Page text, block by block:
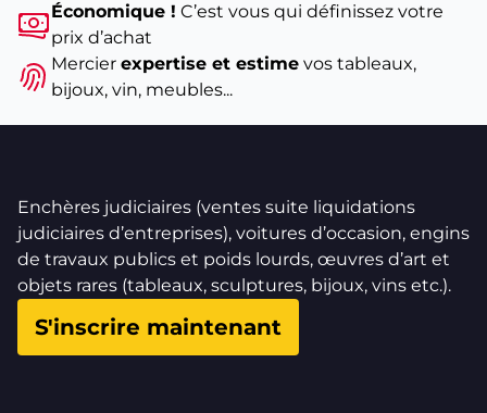
Économique ! C’est vous qui définissez votre
prix d’achat
Mercier expertise et estimevos tableaux,
bijoux, vin, meubles...
Enchères judiciaires (ventes suite liquidations
judiciaires d’entreprises), voitures d’occasion, engins
de travaux publics et poids lourds, œuvres d’art et
objets rares (tableaux, sculptures, bijoux, vins etc.).
S'inscrire maintenant